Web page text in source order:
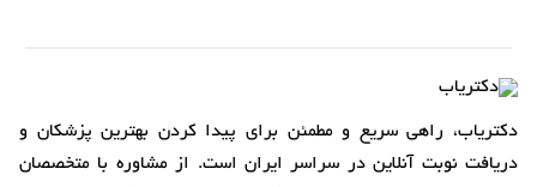
دکتریاب، راهی سریع و مطمئن برای پیدا کردن بهترین پزشکان و
دریافت نوبت آنلاین در سراسر ایران است. از مشاوره با متخصصان